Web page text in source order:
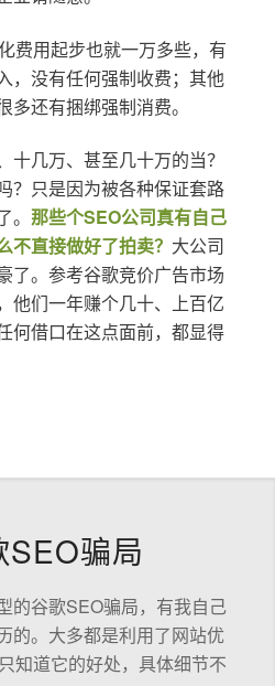
费用起步也就一万多些，有
，没有任何强制收费；其他
还有捆绑强制消费。
十几万、甚至几十万的当？
？只是因为被各种保证套路
那些个SEO公司真有自己
不直接做好了拍卖？ 大公司
了。参考谷歌竞价广告市场
他们一年赚个几十、上百亿
何借口在这点面前，都显得
骗局
的谷歌SEO骗局，有我自己
的。大多都是利用了网站优
知道它的好处，具体细节不